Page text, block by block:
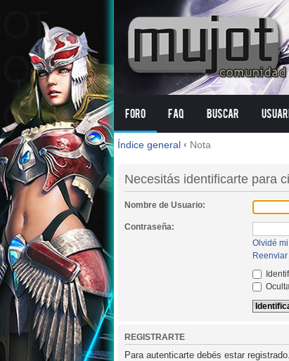
Foro FAQ Buscar
Índice general ‹ Nota
Necesitás identificarte para
Nombre de Usuario:
Contraseña:
Olvidé
REGISTRARTE
Para autenticarte debés estar